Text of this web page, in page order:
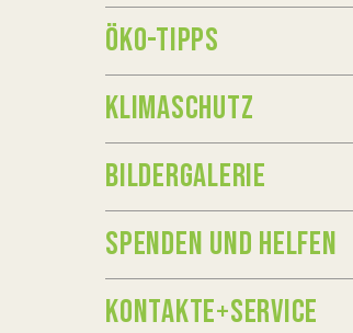
ÖKO-TIPPS
KLIMASCHUTZ
BILDERGALERIE
SPENDEN UND HELFEN
KONTAKTE+SERVICE